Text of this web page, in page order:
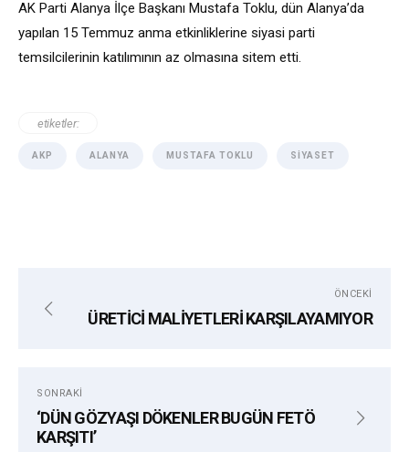
AK Parti Alanya İlçe Başkanı Mustafa Toklu, dün Alanya’da
yapılan 15 Temmuz anma etkinliklerine siyasi parti
temsilcilerinin katılımının az olmasına sitem etti.
etiketler:
AKP ALANYA MUSTAFA TOKLU SIYASET
ÖNCEKI
ÜRETİCİ MALİYETLERİ KARŞILAYAMIYOR
SONRAKI
‘DÜN GÖZYAŞI DÖKENLER BUGÜN FETÖ
KARŞITI’